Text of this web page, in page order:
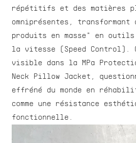
répétitifs et des matières
omniprésentes,
produits en masse" en
la vitesse (Speed Control).
visible dans la MPa
Neck Pillow Jacket,
effréné du monde en
comme une résistance
fonctionnelle.